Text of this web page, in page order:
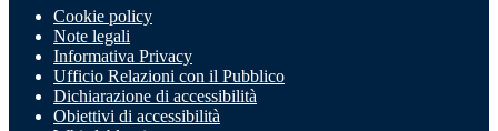
Cookie policy
Note legali
Informativa Privacy
Ufficio Relazioni con il Pubblico
Dichiarazione di accessibilità
Obiettivi di accessibilità